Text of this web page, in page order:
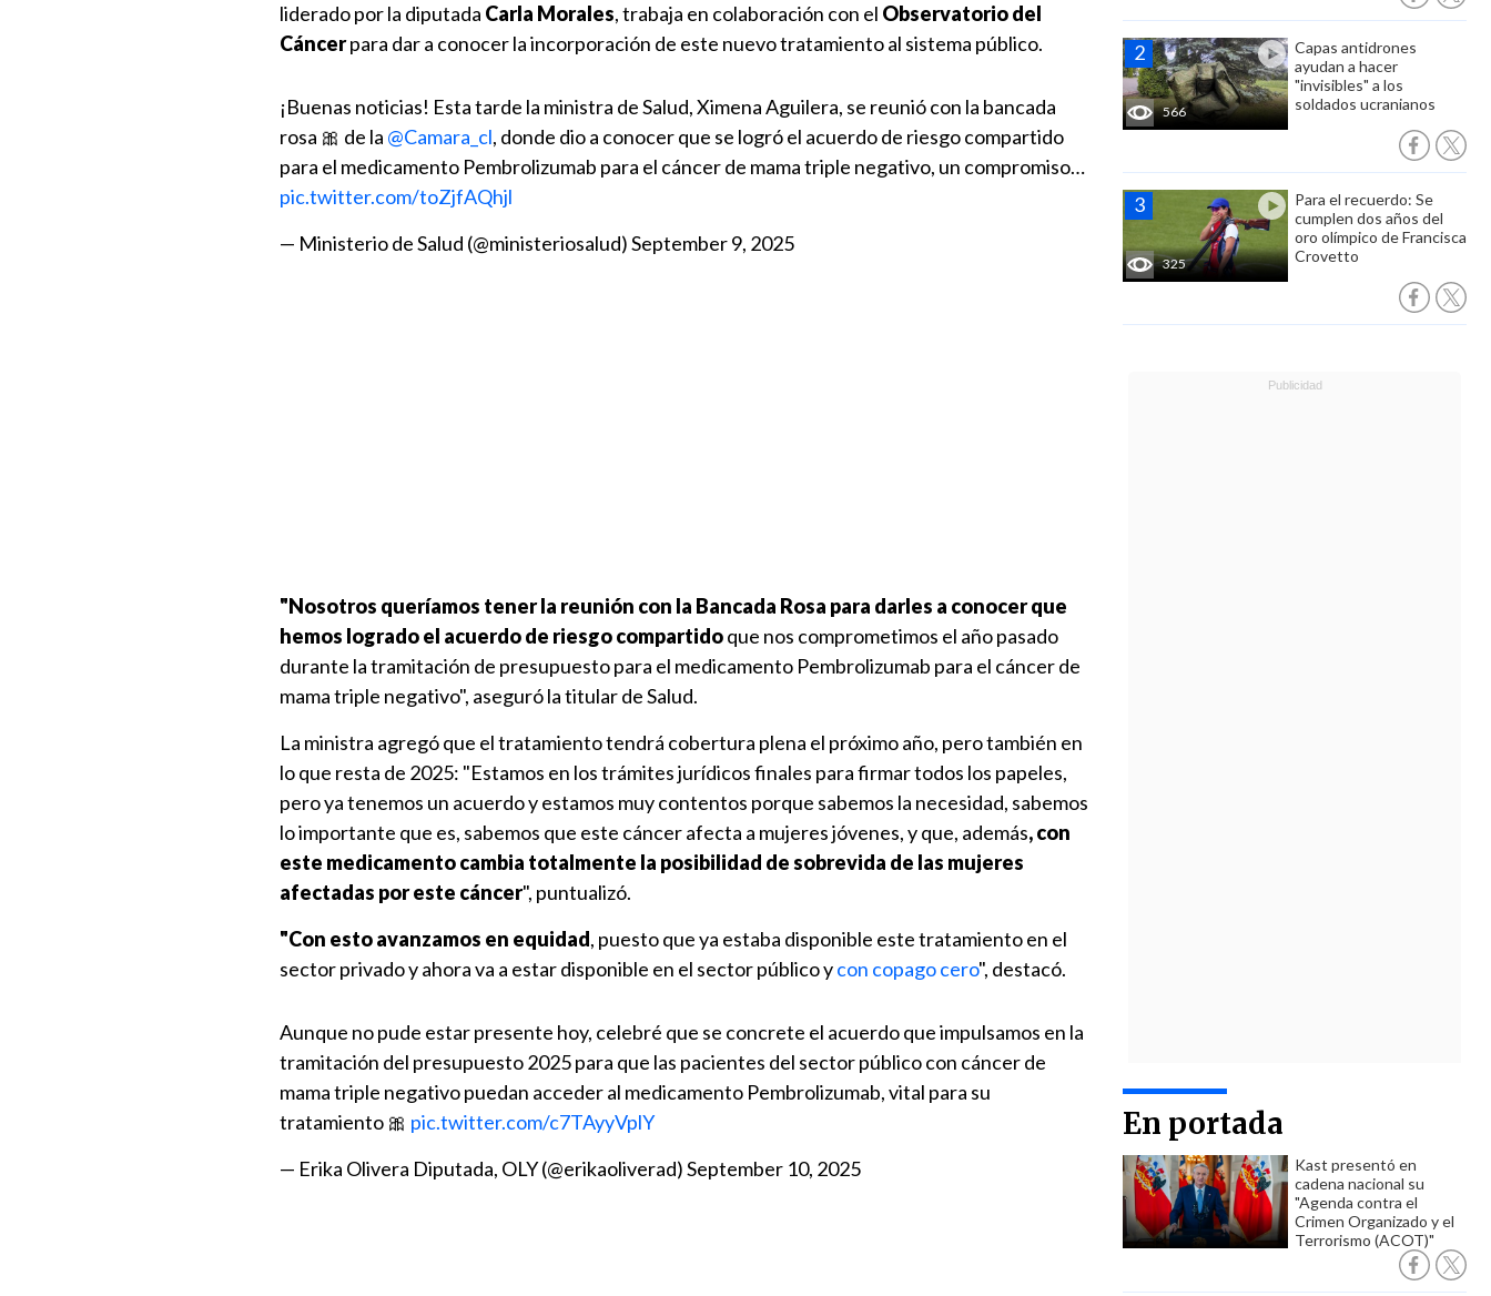
566
Capas antidrones
ayudan a hacer
"invisibles" a los
soldados ucranianos
325
Para el recuerdo: Se
cumplen dos años del
oro olímpico de Francisca
Crovetto
En portada
Kast presentó en
cadena nacional su
"Agenda contra el
Crimen Organizado y el
Terrorismo (ACOT)"
liderado por la diputada Carla Morales, trabaja en colaboración con el Observatorio del
Cáncerpara dar a conocer la incorporación de este nuevo tratamiento al sistema público.
¡Buenas noticias! Esta tarde la ministra de Salud, Ximena Aguilera, se reunió con la bancada
rosa 🎀 de la @Camara_cl, donde dio a conocer que se logró el acuerdo de riesgo compartido
para el medicamento Pembrolizumab para el cáncer de mama triple negativo, un compromiso…
pic.twitter.com/toZjfAQhjl
— Ministerio de Salud (@ministeriosalud)September 9, 2025
"Nosotros queríamos tener la reunión con la Bancada Rosa para darles a conocer que
hemos logrado el acuerdo de riesgo compartidoque nos comprometimos el año pasado
durante la tramitación de presupuesto para el medicamento Pembrolizumab para el cáncer de
mama triple negativo", aseguró la titular de Salud.
La ministra agregó que el tratamiento tendrá cobertura plena el próximo año, pero también en
lo que resta de 2025: "Estamos en los trámites jurídicos finales para firmar todos los papeles,
pero ya tenemos un acuerdo y estamos muy contentos porque sabemos la necesidad, sabemos
lo importante que es, sabemos que este cáncer afecta a mujeres jóvenes, y que, además, con
este medicamento cambia totalmente la posibilidad de sobrevida de las mujeres
afectadas por este cáncer", puntualizó.
"Con esto avanzamos en equidad, puesto que ya estaba disponible este tratamiento en el
sector privado y ahora va a estar disponible en el sector público ycon copago cero", destacó.
Aunque no pude estar presente hoy, celebré que se concrete el acuerdo que impulsamos en la
tramitación del presupuesto 2025 para que las pacientes del sector público con cáncer de
mama triple negativo puedan acceder al medicamento Pembrolizumab, vital para su
tratamiento 🎀 pic.twitter.com/c7TAyyVplY
— Erika Olivera Diputada, OLY (@erikaoliverad)September 10, 2025